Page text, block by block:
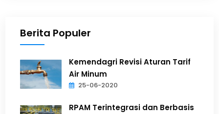
Berita Populer
Kemendagri Revisi Aturan Tarif
Air Minum
25-06-2020
RPAM Terintegrasi dan Berbasis